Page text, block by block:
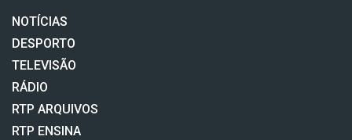
NOTÍCIAS
DESPORTO
TELEVISÃO
RÁDIO
RTP ARQUIVOS
RTP ENSINA